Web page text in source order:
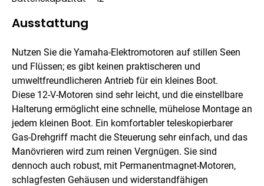
Ausstattung
Nutzen Sie die Yamaha-Elektromotoren auf stillen Seen
und Flüssen; es gibt keinen praktischeren und
umweltfreundlicheren Antrieb für ein kleines Boot.
Diese 12-V-Motoren sind sehr leicht, und die einstellbare
Halterung ermöglicht eine schnelle, mühelose Montage an
jedem kleinen Boot. Ein komfortabler teleskopierbarer
Gas-Drehgriff macht die Steuerung sehr einfach, und das
Manövrieren wird zum reinen Vergnügen. Sie sind
dennoch auch robust, mit Permanentmagnet-Motoren,
schlagfesten Gehäusen und widerstandfähigen